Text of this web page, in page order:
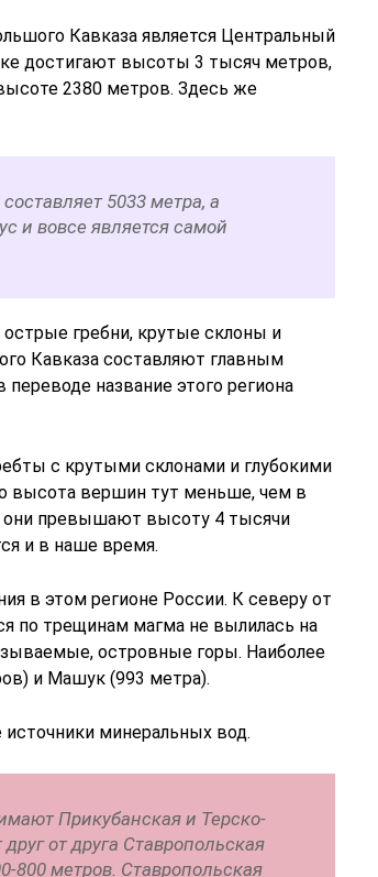
Кавказа является Центральный
достигают высоты 3 тысяч метров,
2380 метров. Здесь же
5033 метра, а
и вовсе является самой
гребни, крутые склоны и
Кавказа составляют главным
название этого региона
с крутыми склонами и глубокими
высота вершин тут меньше, чем в
они превышают высоту 4 тысячи
и в наше время.
в этом регионе России. К северу от
по трещинам магма не вылилась на
островные горы. Наиболее
и Машук (993 метра).
минеральных вод.
Прикубанская и Терско-
от друга Ставропольская
800 метров. Ставропольская